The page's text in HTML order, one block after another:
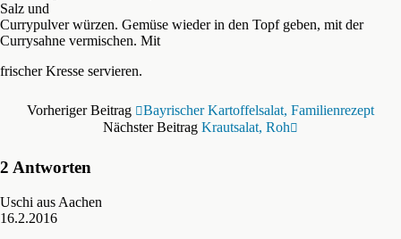
Salz und
Currypulver würzen. Gemüse wieder in den Topf geben, mit der
Currysahne vermischen. Mit
frischer Kresse servieren.
Vorheriger Beitrag
Bayrischer Kartoffelsalat, Familienrezept
Nächster Beitrag Krautsalat, Roh
2 Antworten
Uschi aus Aachen
16.2.2016